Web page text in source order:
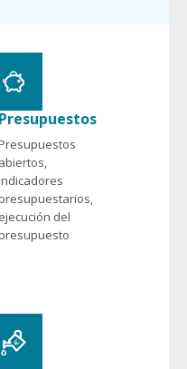
Presupuestos
abiertos,
ejecución del